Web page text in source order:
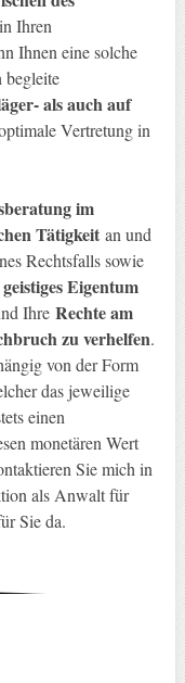
Ihren
Ihnen eine solche
begleite
als auch auf
Vertretung in
im
Tätigkeitan und
Rechtsfalls sowie
geistiges Eigentum
Ihre Rechte am
zu verhelfen.
von der Form
das jeweilige
einen
monetären Wert
Sie mich in
als Anwalt für
Sie da.